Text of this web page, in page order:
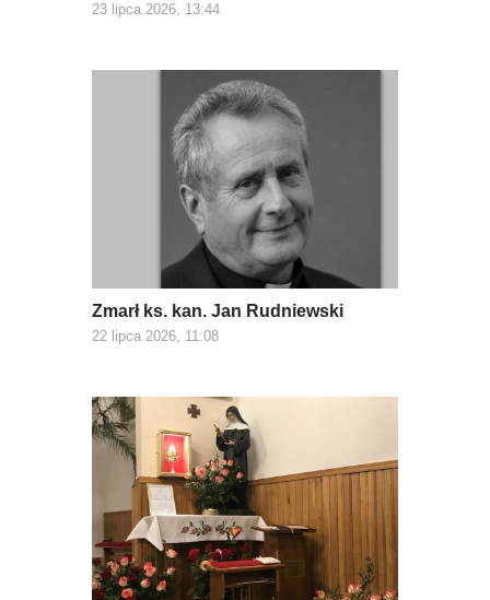
23 lipca 2026, 13:44
Zmarł ks. kan. Jan Rudniewski
22 lipca 2026, 11:08